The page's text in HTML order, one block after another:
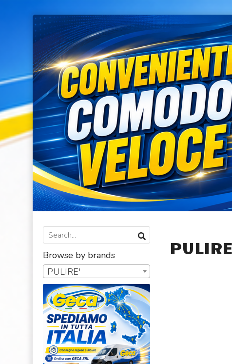
Browse by brands
PULIRE'